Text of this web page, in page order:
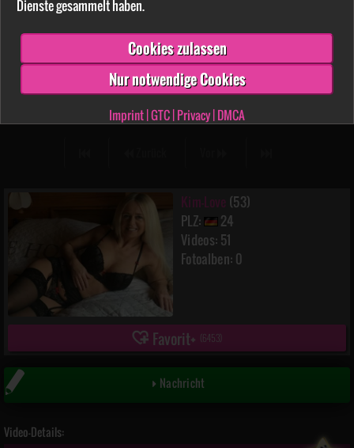
Dienste gesammelt haben.
Cookies zulassen
Nur notwendige Cookies
Imprint|GTC|Privacy|DMCA
Kim-Love (53)
PLZ:
24
Videos: 51
Fotoalben: 0
Favorit (6453)
Nachricht
Video-Details: